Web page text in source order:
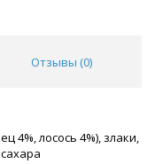
Отзывы (0)
4%, лосось 4%), злаки,